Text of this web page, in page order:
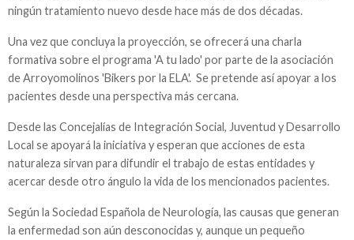
ningún tratamiento nuevo desde hace más de dos décadas.
Una vez que concluya la proyección, se ofrecerá una charla
formativa sobre el programa 'A tu lado' por parte de la asociación
de Arroyomolinos 'Bikers por la ELA'. Se pretende así apoyar a los
pacientes desde una perspectiva más cercana.
Desde las Concejalías de Integración Social, Juventud y Desarrollo
Local se apoyará la iniciativa y esperan que acciones de esta
naturaleza sirvan para difundir el trabajo de estas entidades y
acercar desde otro ángulo la vida de los mencionados pacientes.
Según la Sociedad Española de Neurología, las causas que generan
la enfermedad son aún desconocidas y, aunque un pequeño